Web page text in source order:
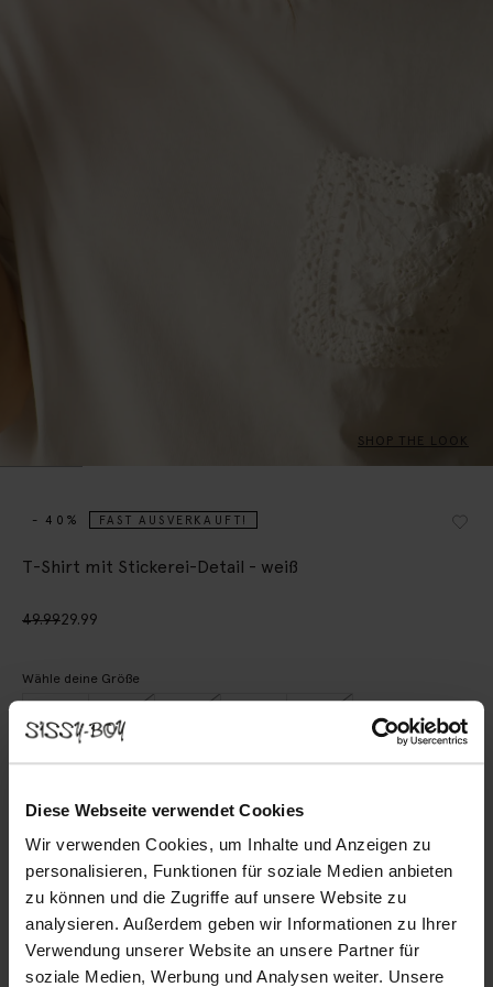
Diese Webseite verwendet Cookies
Wir verwenden Cookies, um Inhalte und Anzeigen zu
personalisieren, Funktionen für soziale Medien anbieten
zu können und die Zugriffe auf unsere Website zu
analysieren. Außerdem geben wir Informationen zu Ihrer
Verwendung unserer Website an unsere Partner für
soziale Medien, Werbung und Analysen weiter. Unsere
SHOP THE LOOK
- 40% FAST AUSVERKAUFT!
T-Shirt mit Stickerei-Detail - weiß
49.9929.99
Wähle deine Größe
XS S
IN DEN WARENKORB
Rechnungskauf möglich
14 Tage Bedenkzeit